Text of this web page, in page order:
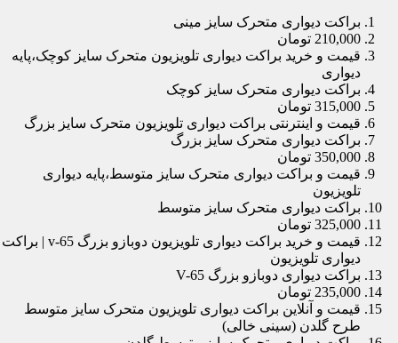
براکت دیواری متحرک سایز مینی
210,000 تومان
قیمت و خرید براکت دیواری تلویزیون متحرک سایز کوچک،پایه
دیواری
براکت دیواری متحرک سایز کوچک
315,000 تومان
قیمت و اینترنتی براکت دیواری تلویزیون متحرک سایز بزرگ
براکت دیواری متحرک سایز بزرگ
350,000 تومان
قیمت و براکت دیواری متحرک سایز متوسط،پایه دیواری
تلویزیون
براکت دیواری متحرک سایز متوسط
325,000 تومان
قیمت و خرید براکت دیواری تلویزیون دوبازو بزرگ v-65 | براکت
دیواری تلویزیون
براکت دیواری دوبازو بزرگ V-65
235,000 تومان
قیمت و آنلاین براکت دیواری تلویزیون متحرک سایز متوسط
طرح گلدن (سینی خالی)